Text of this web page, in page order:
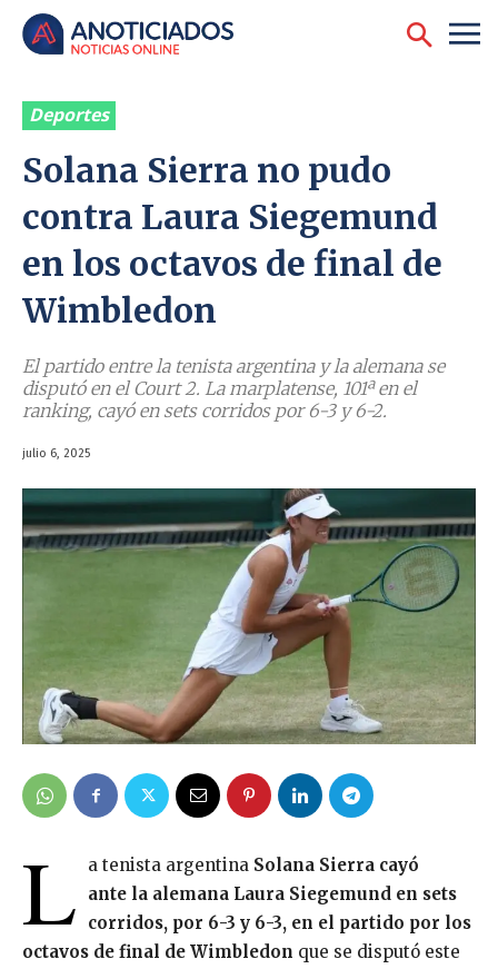
Deportes
Solana Sierra no pudo
contra Laura Siegemund
en los octavos de final de
Wimbledon
El partido entre la tenista argentina y la alemana se
disputó en el Court 2. La marplatense, 101ª en el
ranking, cayó en sets corridos por 6-3 y 6-2.
julio 6, 2025
L a tenista argentina Solana Sierra cayó
ante la alemana Laura Siegemund en sets
corridos, por 6-3 y 6-3, en el partido por los
octavos de final de Wimbledon que se disputó este